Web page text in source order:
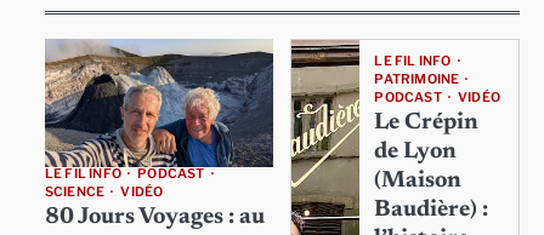
LE FIL INFO
PODCAST
SCIENCE
VIDÉO
80 Jours Voyages : au
LE FIL INFO
PATRIMOINE
PODCAST
VIDÉO
Le Crépin
de Lyon
(Maison
Baudière) :